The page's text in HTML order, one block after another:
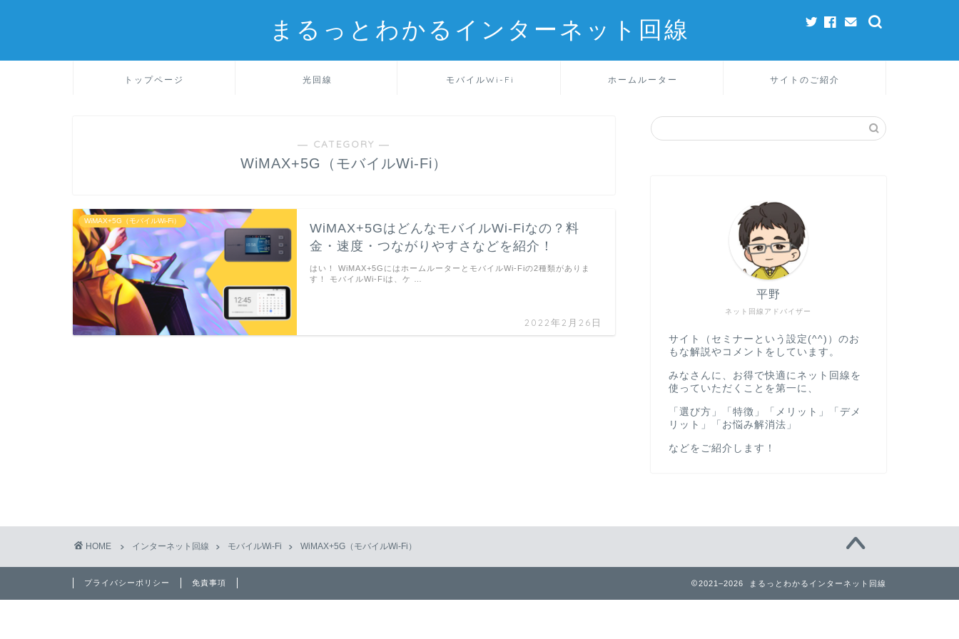
まるっとわかるインターネット回線
トップページ 光回線 モバイルWi-Fi ホームルーター サイトのご紹介
― CATEGORY ―
WiMAX+5G（モバイルWi-Fi）
WiMAX+5G（モバイルWi-Fi）
WiMAX+5GはどんなモバイルWi-Fiなの？料
金・速度・つながりやすさなどを紹介！
2022年2月26日
はい！ WiMAX+5GにはホームルーターとモバイルWi-Fiの2種類がありま
す！ モバイルWi-Fiは、ケ …
ネット回線アドバイザー
平野
サイト（セミナーという設定(^^)）のお
もな解説やコメントをしています。
みなさんに、お得で快適にネット回線を
使っていただくことを第一に、
「選び方」「特徴」「メリット」「デメ
リット」「お悩み解消法」
などをご紹介します！
HOME インターネット回線 モバイルWi-Fi WiMAX+5G（モバイルWi-Fi）
プライバシーポリシー 免責事項 2021–2026 まるっとわかるインターネット回線